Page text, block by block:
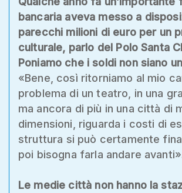
bancaria aveva messo a
parecchi milioni di euro per un
culturale, parlo del Polo Santa
Poniamo che i soldi non siano
«Bene, così ritorniamo al mio
problema di un teatro, in una
ma ancora di più in una città di
dimensioni, riguarda i costi di
struttura si può certamente
poi bisogna farla andare
Le medie città non hanno la